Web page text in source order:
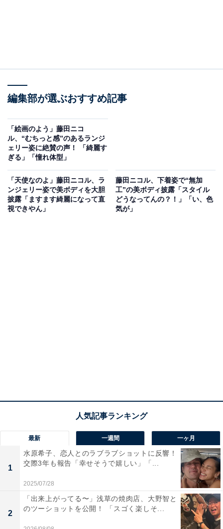
編集部が選ぶおすすめ記事
「絵画のよう」藤田ニコ
ル、“むちっと感”のあるランジ
ェリー姿に絶賛の声！ 「綺麗す
ぎる」「憧れ体型」
「天使なのよ」藤田ニコル、ラ
ンジェリー姿で美ボディを大胆
披露「ますます綺麗になって直
視できやん」
藤田ニコル、下着姿で“無加
工”の美ボディ披露「スタイル
どうなってんの？！」「い、色
気が」
最新 一週間 一ヶ月
1
水原希子、恋人とのラブラブショットに反響！
交際3年も報告「幸せそうで嬉しい」「...
2025/07/28
2
「出来上がってる〜」浅草の焼肉店、大野智と
のツーショットを公開！ 「スゴく楽しそ...